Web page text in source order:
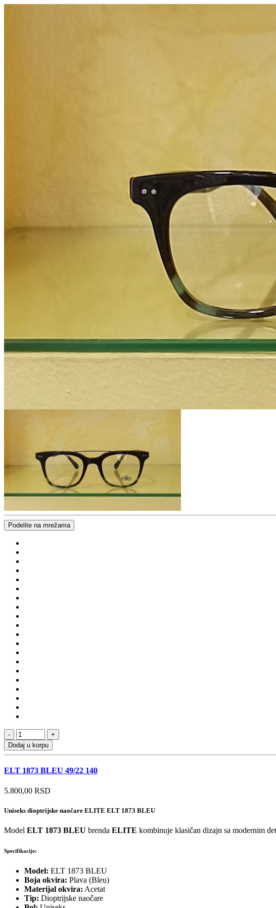
Podelite na mrežama
Dodaj u korpu
ELT 1873 BLEU 49/22 140
5.800,00 RSD
Uniseks dioptrijske naočare ELITE ELT 1873 BLEU
Model ELT 1873 BLEU brenda ELITE kombinuje klasičan dizajn sa modernim
Specifikacije:
Model: ELT 1873 BLEU
Boja okvira: Plava (Bleu)
Materijal okvira: Acetat
Tip: Dioptrijske naočare